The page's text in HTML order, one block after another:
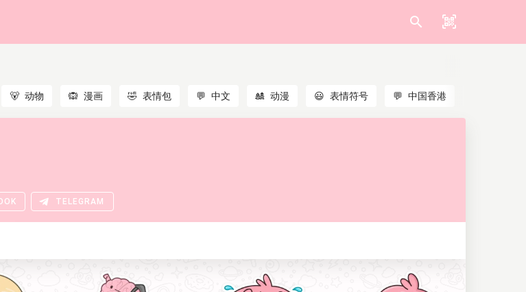
🐻 动物 🙉 漫画 🤣 表情包 💬 中文 🎎 动漫 😃 表情符号 💬 中国香港
TELEGRAM